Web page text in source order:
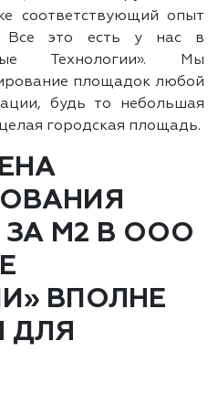
соответствующий опыт
Все это есть у нас в
Технологии». Мы
площадок любой
будь то небольшая
городская площадь.
М2 В ООО
ВПОЛНЕ
ДЛЯ